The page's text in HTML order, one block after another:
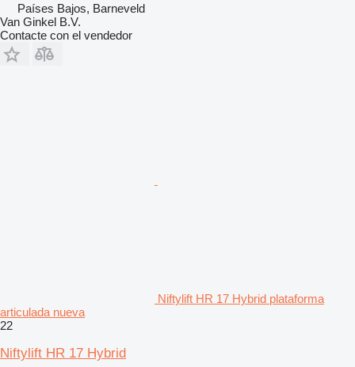
Países Bajos, Barneveld
Van Ginkel B.V.
Contacte con el vendedor
Niftylift HR 17 Hybrid plataforma
articulada nueva
22
Niftylift HR 17 Hybrid